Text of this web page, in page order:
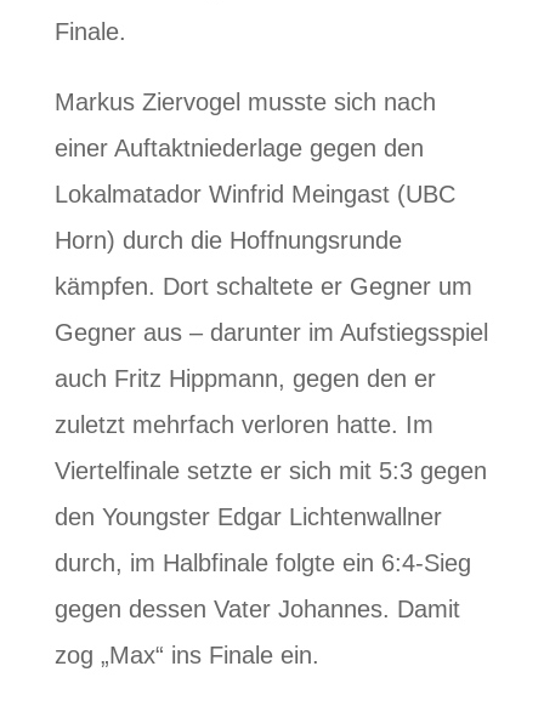
Finale.
Markus Ziervogel musste sich nach
einer Auftaktniederlage gegen den
Lokalmatador Winfrid Meingast(UBC
Horn) durch die Hoffnungsrunde
kämpfen. Dort schaltete er Gegner um
Gegner aus – darunter im Aufstiegsspiel
auch Fritz Hippmann, gegen den er
zuletzt mehrfach verloren hatte. Im
Viertelfinale setzte er sich mit 5:3 gegen
den Youngster Edgar Lichtenwallner
durch, im Halbfinale folgte ein 6:4-Sieg
gegen dessen Vater Johannes. Damit
zog „Max“ ins Finale ein.